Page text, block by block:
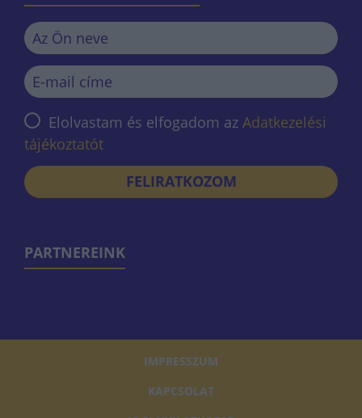
Elolvastam és elfogadom az Adatkezelési
tájékoztatót
FELIRATKOZOM
PARTNEREINK
IMPRESSZUM
KAPCSOLAT